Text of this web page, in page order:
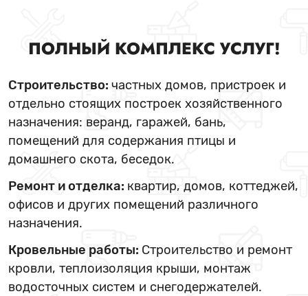
ПОЛНЫЙ КОМПЛЕКС УСЛУГ!
Строительство: частных домов, пристроек и
отдельно стоящих построек хозяйственного
назначения: веранд, гаражей, бань,
помещений для содержания птицы и
домашнего скота, беседок.
Ремонт и отделка: квартир, домов, коттеджей,
офисов и других помещений различного
назначения.
Кровельные работы: Строительство и ремонт
кровли, теплоизоляция крыши, монтаж
водосточных систем и снегодержателей.